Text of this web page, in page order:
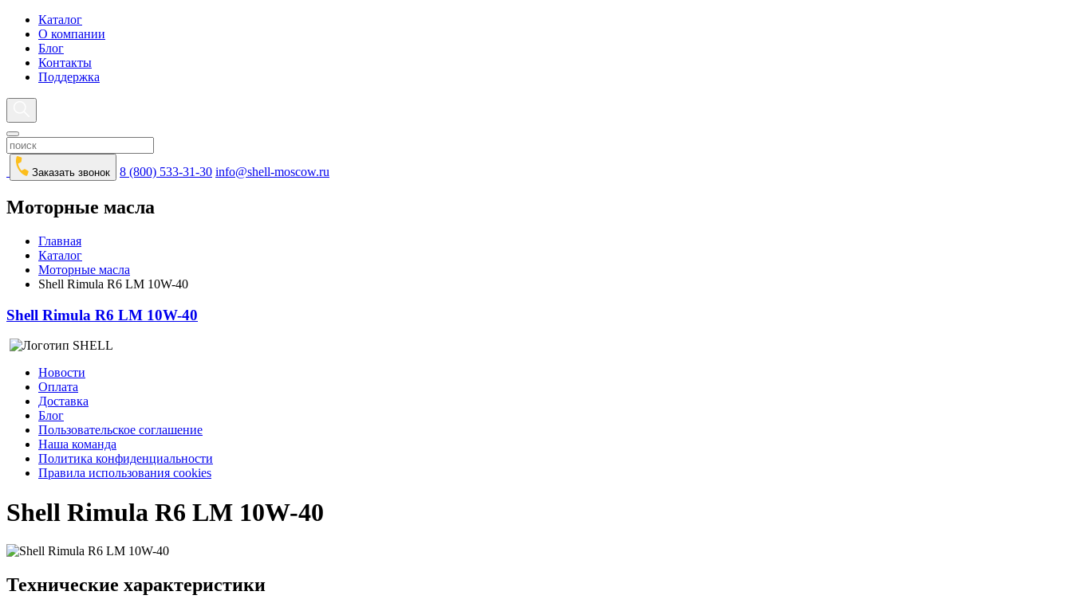
Каталог
О компании
Блог
Контакты
Поддержка
Заказать звонок 8 (800) 533-31-30 info@shell-moscow.ru
Моторные масла
Главная
Каталог
Моторные масла
Shell Rimula R6 LM 10W-40
Shell Rimula R6 LM 10W-40
Новости
Оплата
Доставка
Блог
Пользовательское соглашение
Наша команда
Политика конфиденциальности
Правила использования cookies
Shell Rimula R6 LM 10W-40
Технические характеристики